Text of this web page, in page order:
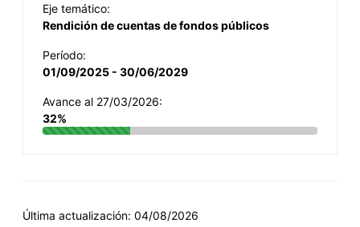
Eje temático:
Rendición de cuentas de fondos públicos
Período:
01/09/2025 - 30/06/2029
Avance al 27/03/2026:
32%
Última actualización: 04/08/2026